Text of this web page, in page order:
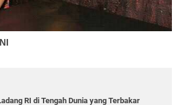
RI di Tengah Dunia yang Terbakar